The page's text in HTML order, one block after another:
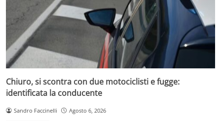
Chiuro, si scontra con due motociclisti e fugge:
identificata la conducente
Sandro Faccinelli Agosto 6, 2026